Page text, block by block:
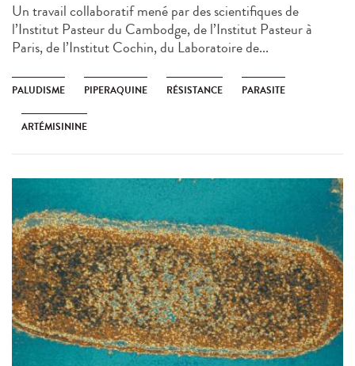
Un travail collaboratif mené par des scientifiques de
l’Institut Pasteur du Cambodge, de l’Institut Pasteur à
Paris, de l’Institut Cochin, du Laboratoire de...
PALUDISME PIPERAQUINE RÉSISTANCE PARASITE
ARTÉMISININE